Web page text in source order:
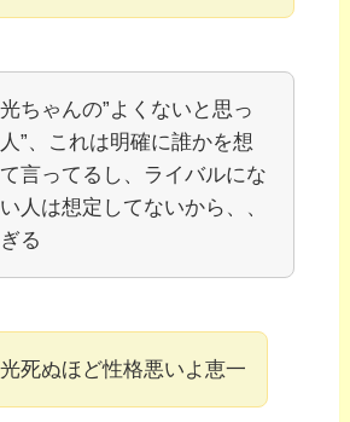
ちゃんの”よくないと思っ
”、これは明確に誰かを想
言ってるし、ライバルにな
人は想定してないから、、
る
死ぬほど性格悪いよ恵一